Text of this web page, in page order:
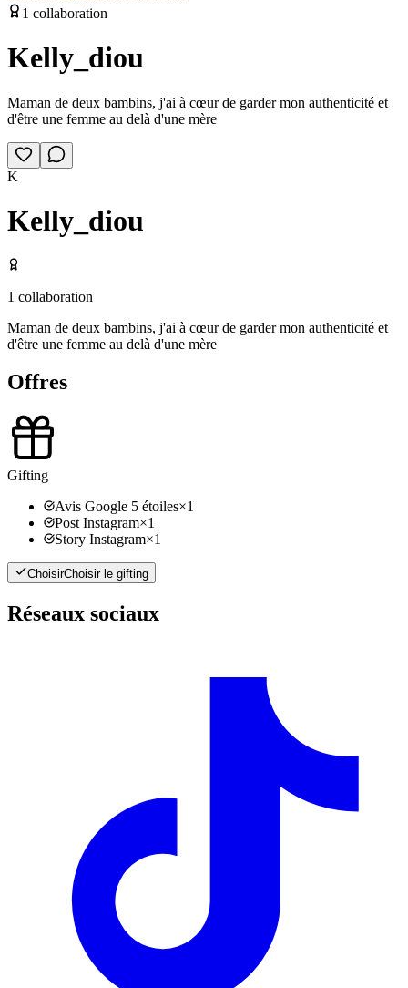
1 collaboration
Kelly_diou
Maman de deux bambins, j'ai à cœur de garder mon authenticité et
d'être une femme au delà d'une mère
K
Kelly_diou
1 collaboration
Maman de deux bambins, j'ai à cœur de garder mon authenticité et
d'être une femme au delà d'une mère
Offres
Gifting
Avis Google 5 étoiles×1
Post Instagram×1
Story Instagram×1
ChoisirChoisir le gifting
Réseaux sociaux